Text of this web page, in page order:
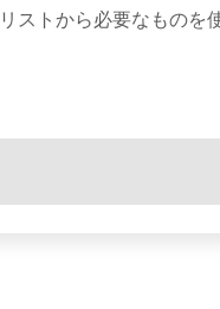
ストから必要なものを